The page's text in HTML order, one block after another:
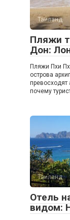
Таиланд
Пляжи
Дон:
Пляжи Пхи
острова
превосходят
почему
Таиланд
Отель
видом: